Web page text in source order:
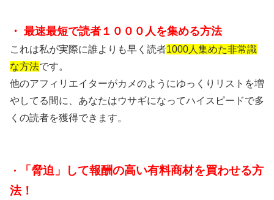
・ 最速最短で読者１０００人を集める方法
これは私が実際に誰よりも早く読者1000人 集めた非常識
な方法です。
他のアフィリエイターがカメのようにゆっくりリストを増
やしてる間に、あなたはウサギになってハイスピードで多
くの読者を獲得できます。
・
「脅迫」して報酬の高い有料商材を買わせる方
法！